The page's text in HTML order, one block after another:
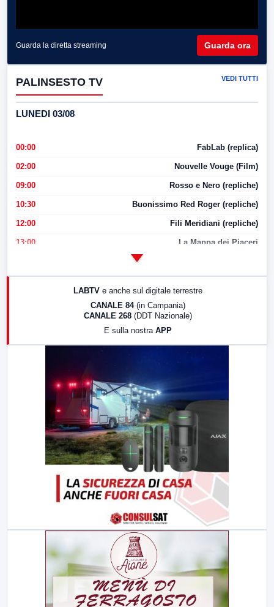
Guarda la diretta streaming Guarda ora
PALINSESTO TV VEDI TUTTI
LUNEDI 03/08
00:00 FabLab (replica)
02:00 Nouvelle Vouge (Film)
09:00 Rosso e Nero (repliche)
10:30 Buonissimo Red Roger (repliche)
12:00 Fili Meridiani (repliche)
13:00 La Mappa dei Piaceri
LABTV e anche sul digitale terrestre
CANALE 84 (in Campania)
CANALE 268 (DDT Nazionale)
E sulla nostra APP